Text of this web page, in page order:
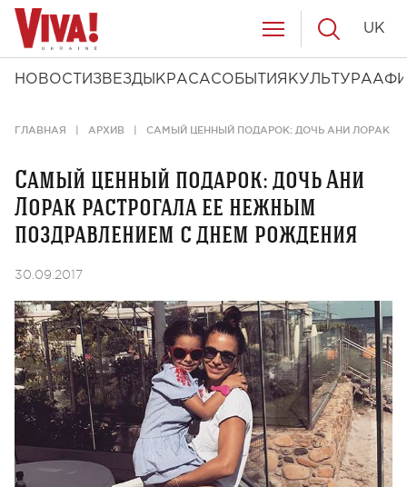
НОВОСТИ ЗВЕЗДЫ КРАСАСОБЫТИЯ КУЛЬТУРА
UK
ГЛАВНАЯ АРХИВ САМЫЙ ЦЕННЫЙ ПОДАРОК: ДОЧЬ АНИ ЛОРАК
Самый ценный подарок: дочь Ани
Лорак растрогала ее нежным
поздравлением с днем рождения
30.09.2017